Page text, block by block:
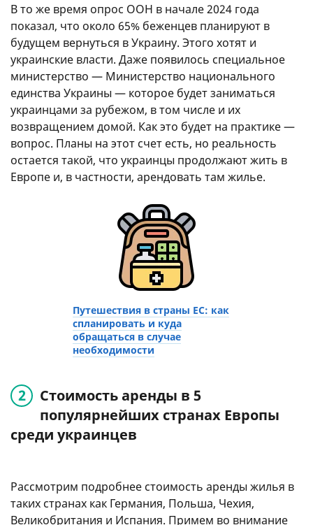
В то же время опрос ООН в начале 2024 года
показал, что около 65% беженцев планируют в
будущем вернуться в Украину. Этого хотят и
украинские власти. Даже появилось специальное
министерство — Министерство национального
единства Украины — которое будет заниматься
украинцами за рубежом, в том числе и их
возвращением домой. Как это будет на практике —
вопрос. Планы на этот счет есть, но реальность
остается такой, что украинцы продолжают жить в
Европе и, в частности, арендовать там жилье.
Путешествия в страны ЕС: как
спланировать и куда
обращаться в случае
необходимости
Стоимость аренды в 5
популярнейших странах Европы
среди украинцев
Рассмотрим подробнее стоимость аренды жилья в
таких странах как Германия, Польша, Чехия,
Великобритания и Испания. Примем во внимание